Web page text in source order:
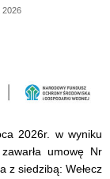
2026
2026r. w wyniku
umowę Nr
z siedzibą: Wełecz